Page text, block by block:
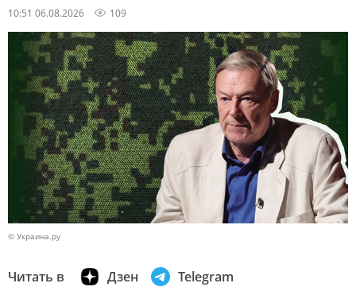
10:51 06.08.2026 109
© Украина.ру
Читать в Дзен Telegram